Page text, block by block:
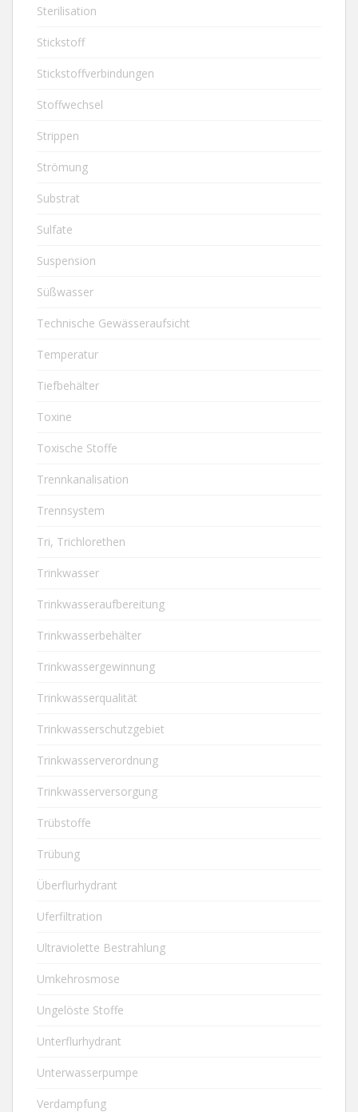
Sterilisation
Stickstoff
Stickstoffverbindungen
Stoffwechsel
Strippen
Strömung
Substrat
Sulfate
Suspension
Süßwasser
Technische Gewässeraufsicht
Temperatur
Tiefbehälter
Toxine
Toxische Stoffe
Trennkanalisation
Trennsystem
Tri, Trichlorethen
Trinkwasser
Trinkwasseraufbereitung
Trinkwasserbehälter
Trinkwassergewinnung
Trinkwasserqualität
Trinkwasserschutzgebiet
Trinkwasserverordnung
Trinkwasserversorgung
Trübstoffe
Trübung
Überflurhydrant
Uferfiltration
Ultraviolette Bestrahlung
Umkehrosmose
Ungelöste Stoffe
Unterflurhydrant
Unterwasserpumpe
Verdampfung